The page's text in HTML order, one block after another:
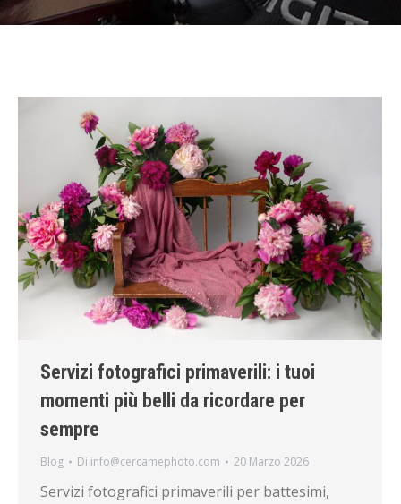
Servizi fotografici primaverili: i tuoi
momenti più belli da ricordare per
sempre
Blog Di info@cercamephoto.com 20 Marzo 2026
Servizi fotografici primaverili per battesimi,